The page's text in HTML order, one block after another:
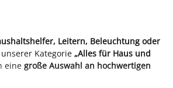
Leitern, Beleuchtung oder
Kategorie „Alles für Haus und
eine große Auswahl an hochwertigen